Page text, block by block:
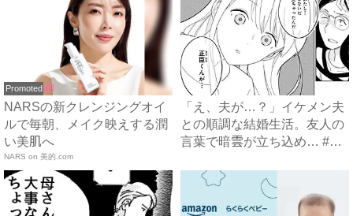
Promoted
NARSの新クレンジングオイ
ルで毎朝、メイク映えする潤
い美肌へ
NARS on 美的.com
「え、夫が…？」イケメン夫
との順調な結婚生活。友人の
言葉で暗雲が立ち込め… #